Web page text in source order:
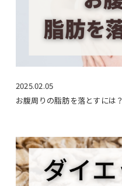
2025.02.05
お腹周りの脂肪を落とすには？